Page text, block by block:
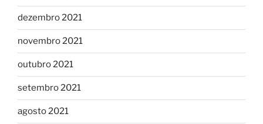
dezembro 2021
novembro 2021
outubro 2021
setembro 2021
agosto 2021